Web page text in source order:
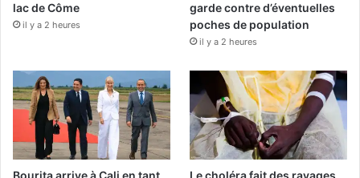
lac de Côme
il y a 2 heures
garde contre d’éventuelles
poches de population
il y a 2 heures
Bourita arrive à Cali en tant
Le choléra fait des ravages